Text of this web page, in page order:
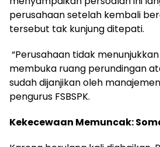
perusahaan setelah kembali
tersebut tak kunjung ditepati.
“Perusahaan tidak
membuka ruang perundingan
sudah dijanjikan oleh
pengurus FSBSPK.
Kekecewaan Memuncak: